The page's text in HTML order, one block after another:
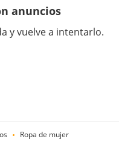
anuncios
y vuelve a intentarlo.
Ropa de mujer